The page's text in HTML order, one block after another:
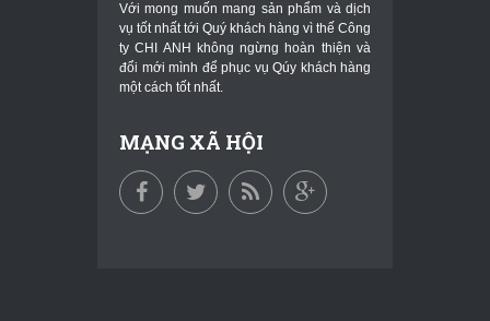
Với mong muốn mang sản phẩm và dịch
vụ tốt nhất tới Quý khách hàng vì thế Công
ty CHI ANH không ngừng hoàn thiện và
đổi mới mình để phục vụ Qúy khách hàng
một cách tốt nhất.
MẠNG XÃ HỘI